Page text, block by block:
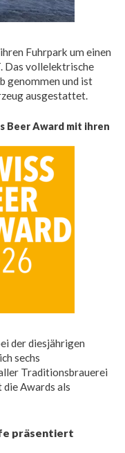
Fuhrpark um einen
Das vollelektrische
genommen und ist
ausgestattet.
Beer Award mit ihren
der diesjährigen
sechs
Traditionsbrauerei
die Awards als
präsentiert